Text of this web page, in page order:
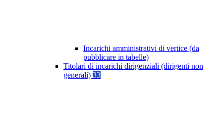
Incarichi amministrativi di vertice (da
pubblicare in tabelle)
Titolari di incarichi dirigenziali (dirigenti non
generali) 33